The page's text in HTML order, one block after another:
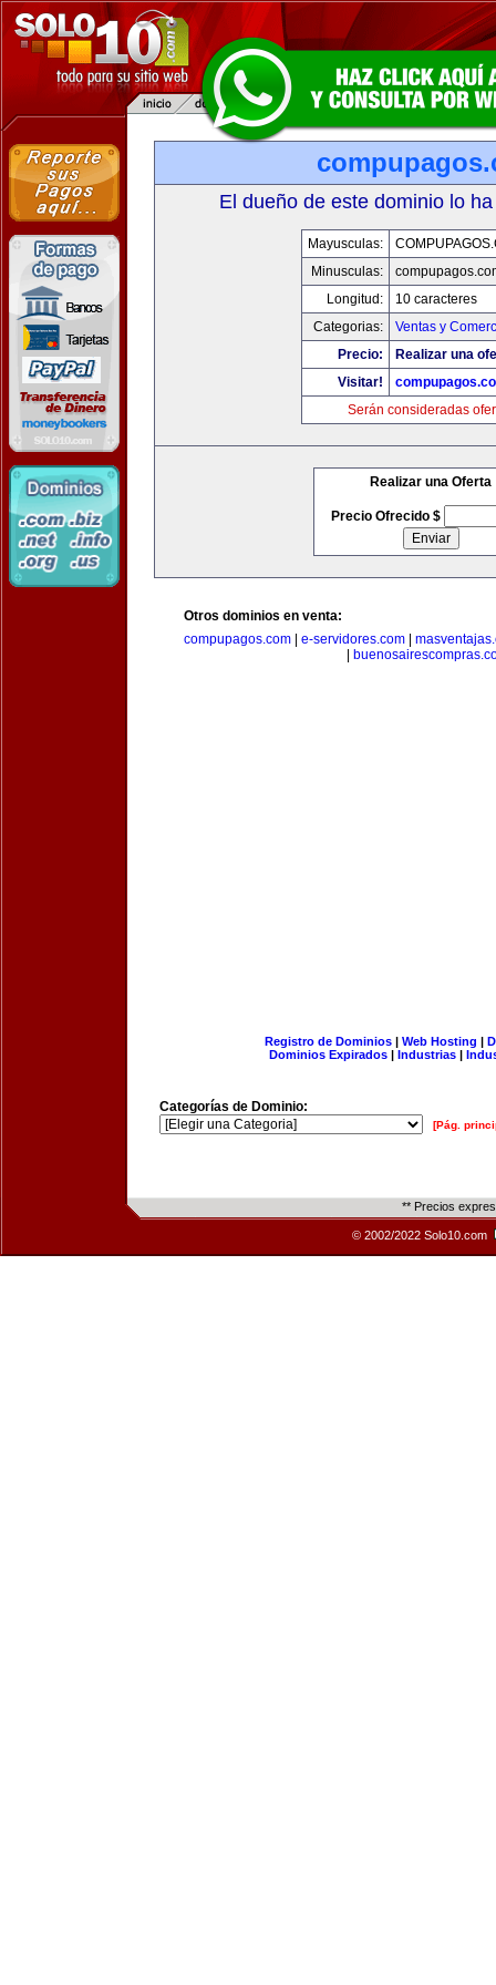
El dueño de este dominio lo
Mayusculas:
Minusculas:
Longitud:
10 caracteres
Categorias:
Ventas y
Precio:
Realizar una
Visitar!
Serán consideradas
Realizar una Oferta
Precio Ofrecido $
Otros dominios en venta:
compupagos.com
e-servidores.com
Registro de Dominios| Web Hosting |
Dominios Expirados | Industrias |
Categorías de Dominio:
[Pág.
** Precios
© 2002/2022 Solo10.com